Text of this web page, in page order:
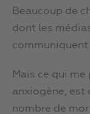
Beaucoup de
dont les
Mais ce qui
anxiogène, est
nombre de